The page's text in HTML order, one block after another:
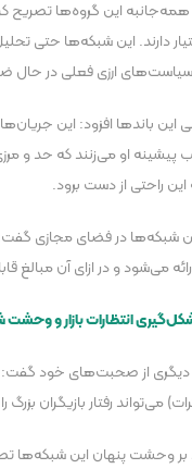
همه‌جانبه این گروه‌ها تصریح
دارند. این شبکه‌ها حتی
ارزی فعلی در حال
این باند‌ها افزود: این
پیشینه او می‌زنند که حد و
راحتی از دست برود.
شبکه‌ها در فضای مجازی گفت:
می‌شود و در ازای آن
انتظارات بازار و
از صحبت‌های خود گفت: در
می‌تواند رفتار بازیگران بزرگ
بر وحشت پنهان این